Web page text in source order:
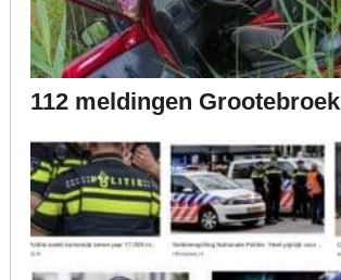
112 meldingen Grootebroek